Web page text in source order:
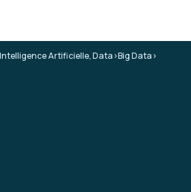
Intelligence Artificielle, Data>Big Data>